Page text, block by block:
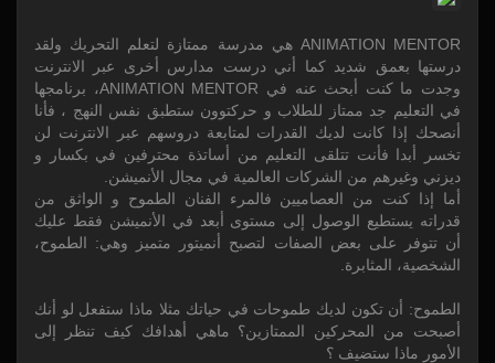
ANIMATION MENTOR هي مدرسة ممتازة لتعلم التحريك ولقد
درستها بعمق شديد كما أني درست مدارس أخرى عبر الانترنت
وجدت ما كنت أبحث عنه في ANIMATION MENTOR، برنامجها
في التعليم جد ممتاز للطلاب و حركتوون ستطبق نفس النهج ، فأنا
أنصحك إذا كانت لديك القدرات لمتابعة دروسهم عبر الانترنت لن
تخسر أبدا فأنت تتلقى التعليم من أساتذة محترفين في بكسار و
ديزني وغيرهم من الشركات العالمية في مجال الأنميشن.
أما إذا كنت من العصاميين فالمرء الفنان الطموح و الواثق من
قدراته يستطيع الوصول إلى مستوى أبعد في الأنميشن فقط عليك
أن تتوفر على بعض الصفات لتصبح أنميتور متميز وهي: الطموح،
الشخصية، المثابرة.
الطموح: أن تكون لديك طموحات في حياتك مثلا ماذا ستفعل لو أنك
أصبحت من المحركين الممتازين؟ ماهي أهدافك كيف تنظر إلى
الأمور ماذا ستضيف ؟